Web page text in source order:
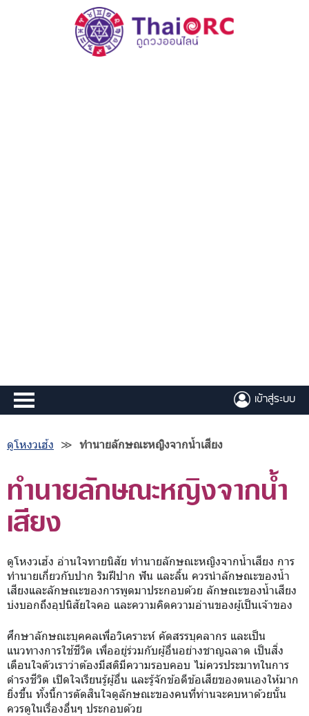
เข้าสู่ระบบ
ดูโหงวเฮ้ง ≫ ทำนายลักษณะหญิงจากน้ำเสียง
ทำนายลักษณะหญิงจากน้ำ
เสียง
ดูโหงวเฮ้ง อ่านใจทายนิสัย ทำนายลักษณะหญิงจากน้ำเสียง การ
ทำนายเกี่ยวกับปาก ริมฝีปาก ฟัน และลิ้น ควรนำลักษณะของน้ำ
เสียงและลักษณะของการพูดมาประกอบด้วย ลักษณะของน้ำเสียง
บ่งบอกถึงอุปนิสัยใจคอ และความคิดความอ่านของผู้เป็นเจ้าของ
ศึกษาลักษณะบุคคลเพื่อวิเคราะห์ คัดสรรบุคลากร และเป็น
แนวทางการใช้ชีวิต เพื่ออยู่ร่วมกับผู้อื่นอย่างชาญฉลาด เป็นสิ่ง
เตือนใจตัวเราว่าต้องมีสติมีความรอบคอบ ไม่ควรประมาทในการ
ดำรงชีวิต เปิดใจเรียนรู้ผู้อื่น และรู้จักข้อดีข้อเสียของตนเองให้มาก
ยิ่งขึ้น ทั้งนี้การตัดสินใจดูลักษณะของคนที่ท่านจะคบหาด้วยนั้น
ควรดูในเรื่องอื่นๆ ประกอบด้วย